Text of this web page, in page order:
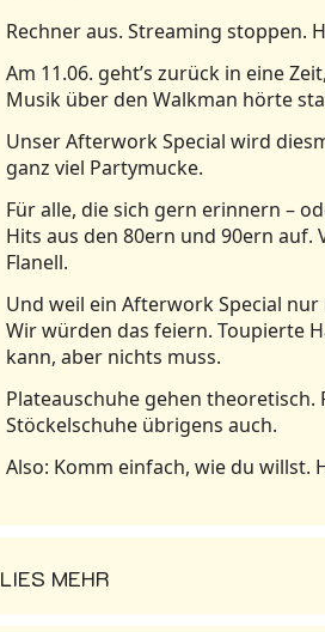
Rechner aus. Streaming stoppen.
Am 11.06. geht’s zurück in eine
Musik über den Walkman hörte
Unser Afterwork Special wird
ganz viel Partymucke.
Für alle, die sich gern erinnern –
Hits aus den 80ern und 90ern auf.
Flanell.
Und weil ein Afterwork Special
Wir würden das feiern. Toupierte
kann, aber nichts muss.
Plateauschuhe gehen
Stöckelschuhe übrigens auch.
Also: Komm einfach, wie du willst.
LIES MEHR